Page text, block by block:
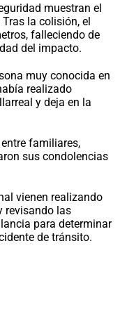
muestran el
la colisión, el
falleciendo de
del impacto.
muy conocida en
realizado
y deja en la
familiares,
sus condolencias
vienen realizando
revisando las
para determinar
de tránsito.